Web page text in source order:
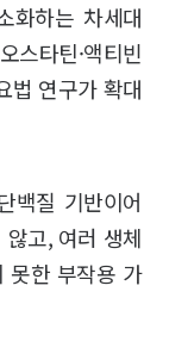
화하는 차세대
스타틴·액티빈
법 연구가 확대
백질 기반이어
고, 여러 생체
못한 부작용 가